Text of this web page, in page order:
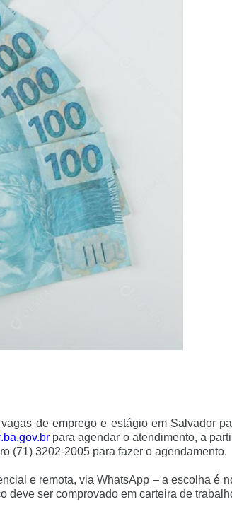
de emprego e estágio em Salvador
para agendar o atendimento, a
(71) 3202-2005 para fazer o agendamento.
e remota, via WhatsApp – a escolha é
deve ser comprovado em carteira de